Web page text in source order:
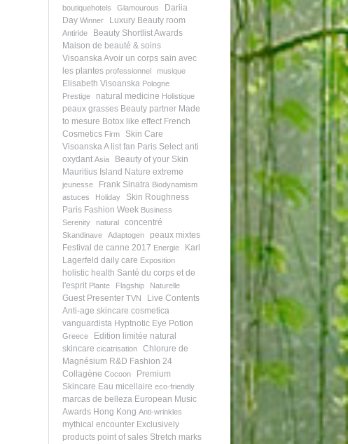
boutiquehotels Glamourous
Dariia
Day Winner Luxury Beauty room
Antiride
Beauty Shortlist Awards
Maison de beauté & soins
VisoanskaAvoir un corps sain avec
les plantes professionnel musique
Elisabeth Visoanska Pologne
Prestige
natural medicine Holistique
peaux grasses Beauty partner Made
to mesure Botox like effect French
Cosmetics Firm
Skin Care
Visoanska A list fan Paris Select anti
oxydant Asia
Beauty of your Skin
Mauritius Island Nature extreme
jeunesse Frank Sinatra Biodynamism
astuces
Holiday
Skin Roughness
Paris Fashion Week Business
Serenity
natural concentré
Skandinave Adaptogen
peaux mixtes
Festival de canne 2017 Energie
Karl
Lagerfeld daily care Exposition
holistic health Santé du corps et de
l'esprit Plante Flagship Naturelle
Guest Presenter TVN
Live Contents
Anti-age skincare cosmetica
vanguardista Hyptnotic Eye Potion
Greece Edition limitée natural
skincare cicatrisation
Chlorure de
Magnésium R&D Fashion 24
Collagène Cocoon
Premium
Skincare Eau micellaire eco-friendly
marcas de belleza European Music
Awards Hong Kong Anti-wrinkles
mythical encounter Exclusively
products point of sales Stretch marks